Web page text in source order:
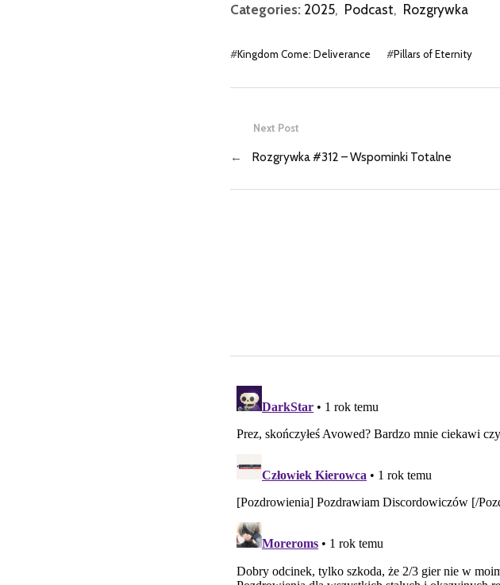
Categories: 2025, Podcast, Rozgrywka
#Kingdom Come: Deliverance #Pillars of Eternity
Next Post
← Rozgrywka #312 – Wspominki Totalne